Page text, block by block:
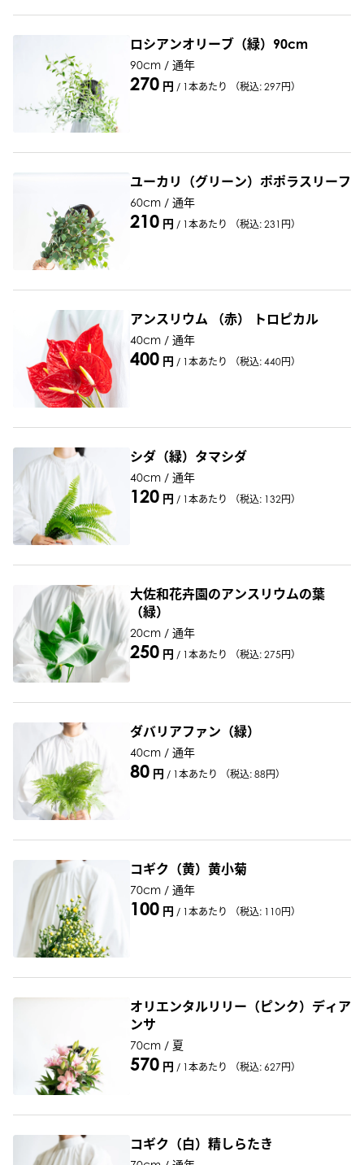
ロシアンオリーブ（緑）90cm
90cm / 通年
270 円 / 1本あたり （税込: 297円）
ユーカリ（グリーン）ポポラスリーフ
60cm / 通年
210 円 / 1本あたり （税込: 231円）
アンスリウム （赤） トロピカル
40cm / 通年
400 円 / 1本あたり （税込: 440円）
シダ（緑）タマシダ
40cm / 通年
120 円 / 1本あたり （税込: 132円）
大佐和花卉園のアンスリウムの葉
（緑）
20cm / 通年
250 円 / 1本あたり （税込: 275円）
ダバリアファン（緑）
40cm / 通年
80 円 / 1本あたり （税込: 88円）
コギク（黄）黄小菊
70cm / 通年
100 円 / 1本あたり （税込: 110円）
オリエンタルリリー（ピンク）ディア
ンサ
70cm / 夏
570 円 / 1本あたり （税込: 627円）
コギク（白）精しらたき